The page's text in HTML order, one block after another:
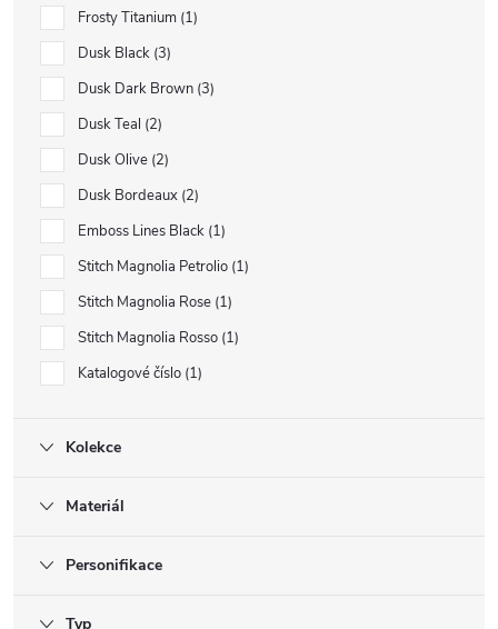
Frosty Titanium 1
Dusk Black 3
Dusk Dark Brown 3
Dusk Teal 2
Dusk Olive 2
Dusk Bordeaux 2
Emboss Lines Black 1
Stitch Magnolia Petrolio 1
Stitch Magnolia Rose 1
Stitch Magnolia Rosso 1
Katalogové číslo 1
Kolekce
Materiál
Personifikace
Typ